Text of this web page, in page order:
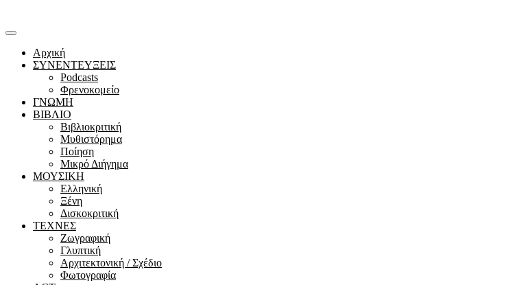
Αρχική
ΣΥΝΕΝΤΕΥΞΕΙΣ
Podcasts
Φρενοκομείο
ΓΝΩΜΗ
ΒΙΒΛΙΟ
Βιβλιοκριτική
Μυθιστόρημα
Ποίηση
Μικρό Διήγημα
ΜΟΥΣΙΚΗ
Ελληνική
Ξένη
Δισκοκριτική
ΤΕΧΝΕΣ
Ζωγραφική
Γλυπτική
Αρχιτεκτονική / Σχέδιο
Φωτογραφία